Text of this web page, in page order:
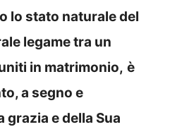
lo stato naturale del
legame tra un
in matrimonio, è
a segno e
grazia e della Sua